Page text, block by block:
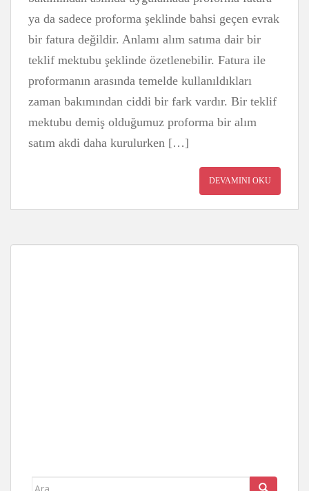
ya da sadece proforma şeklinde bahsi geçen evrak
bir fatura değildir. Anlamı alım satıma dair bir
teklif mektubu şeklinde özetlenebilir. Fatura ile
proformanın arasında temelde kullanıldıkları
zaman bakımından ciddi bir fark vardır. Bir teklif
mektubu demiş olduğumuz proforma bir alım
satım akdi daha kurulurken […]
DEVAMINI OKU
Arama